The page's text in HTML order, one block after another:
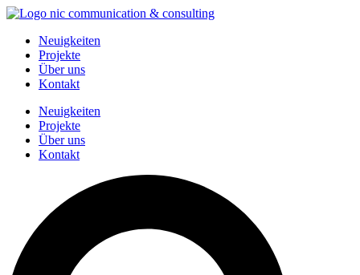
Zum
springenNeuigkeiten
Projekte
Über uns
Kontakt
Neuigkeiten
Projekte
Über uns
Kontakt